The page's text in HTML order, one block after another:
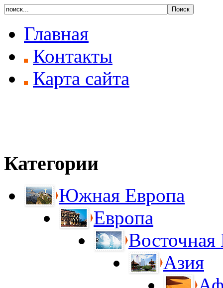
Главная
Контакты
Карта сайта
Категории
Южная Европа
Европа
Восточная
Азия